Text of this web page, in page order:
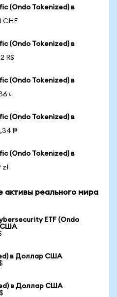
(Ondo Tokenized) в
CHF
(Ondo Tokenized) в
R$
(Ondo Tokenized) в
৳
(Ondo Tokenized) в
₱
(Ondo Tokenized) в
zł
активы реального мира
ETF (Ondo
США
в Доллар США
в Доллар США